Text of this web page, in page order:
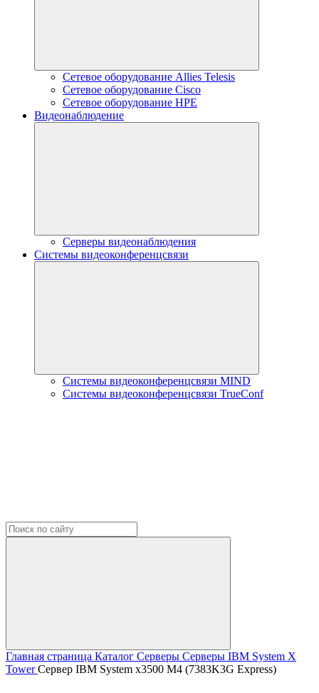
Сетевое оборудование Allies Telesis
Сетевое оборудование Cisco
Сетевое оборудование HPE
Видеонаблюдение
Серверы видеонаблюдения
Системы видеоконференцсвязи
Системы видеоконференцсвязи MIND
Системы видеоконференцсвязи TrueConf
Главная страница Каталог Серверы Серверы IBM System X
Tower Сервер IBM System x3500 M4 (7383K3G Express)